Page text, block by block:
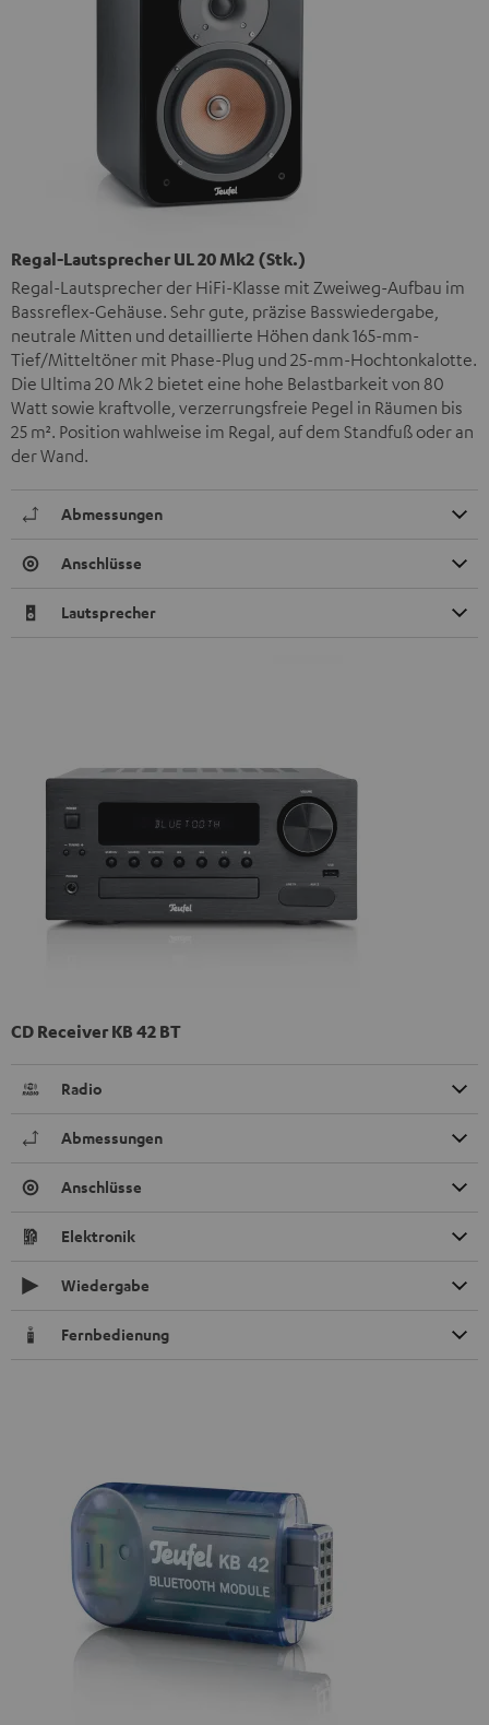
Regal-Lautsprecher UL 20 Mk2 (Stk.)
Regal-Lautsprecher der HiFi-Klasse mit Zweiweg-Aufbau im
Bassreflex-Gehäuse. Sehr gute, präzise Basswiedergabe,
neutrale Mitten und detaillierte Höhen dank 165-mm-
Tief/Mitteltöner mit Phase-Plug und 25-mm-Hochtonkalotte.
Die Ultima 20 Mk 2 bietet eine hohe Belastbarkeit von 80
Watt sowie kraftvolle, verzerrungsfreie Pegel in Räumen bis
25 m². Position wahlweise im Regal, auf dem Standfuß oder an
der Wand.
Abmessungen
Anschlüsse
Lautsprecher
CD Receiver KB 42 BT
Radio
Abmessungen
Anschlüsse
Elektronik
Wiedergabe
Fernbedienung